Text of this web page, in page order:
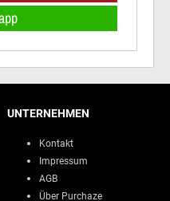
UNTERNEHMEN
Kontakt
Impressum
AGB
Über Purchaze